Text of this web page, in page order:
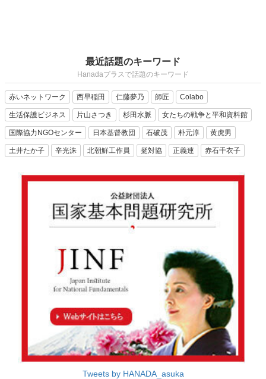
最近話題のキーワード
Hanadaプラスで話題のキーワード
赤いネットワーク 西早稲田 仁藤夢乃 師匠 Colabo
生活保護ビジネス 片山さつき 杉田水脈 女たちの戦争と平和資料館
国際協力NGOセンター 日本基督教団 石破茂 朴元淳 黄虎男
土井たか子 辛光洙 北朝鮮工作員 挺対協 正義連 赤石千衣子
Tweets by HANADA_asuka